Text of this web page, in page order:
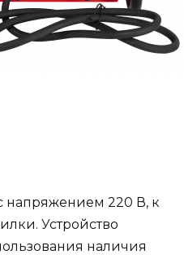
напряжением 220 В, к
Устройство
наличия